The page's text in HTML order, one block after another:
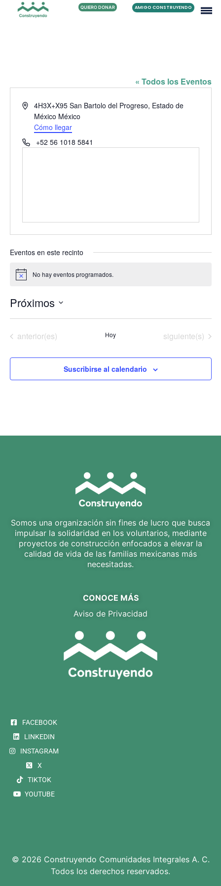
QUIERO DONAR AMIGO CONSTRUYENDO
« Todos los Eventos
Dirección
4H3X+X95 San Bartolo del Progreso, Estado de
México México
Cómo llegar
Teléfono+52 56 1018 5841
Eventos en este recinto
Aviso No hay eventos programados.
Próximos
la
Eventos
anterior(es) Hoy Eventos
siguiente(s)
Suscribirse al calendario
Somos una organización sin fines de lucro que busca
impulsar la solidaridad en los voluntarios, mediante
proyectos de construcción enfocados a elevar la
calidad de vida de las familias mexicanas más
necesitadas.
CONOCE MÁS
Aviso de Privacidad
FACEBOOK
LINKEDIN
INSTAGRAM
X
TIKTOK
YOUTUBE
© 2026 Construyendo Comunidades Integrales A. C.
Todos los derechos reservados.